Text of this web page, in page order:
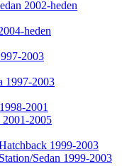
2002-heden
heden
2003
1997-2003
2001
2005
1999-2003
Sedan 1999-2003